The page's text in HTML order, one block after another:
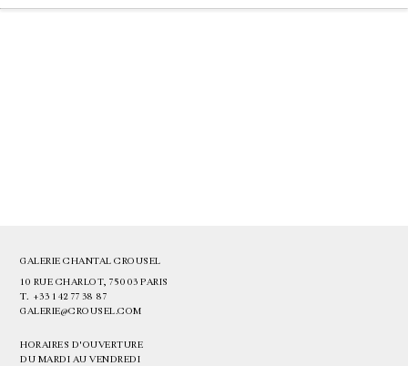
GALERIE CHANTAL CROUSEL
10 RUE CHARLOT, 75003 PARIS
T. +33 1 42 77 38 87
GALERIE@CROUSEL.COM
HORAIRES D'OUVERTURE
DU MARDI AU VENDREDI